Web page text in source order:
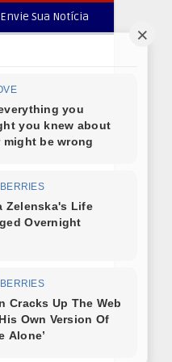
Envie Sua Notícia